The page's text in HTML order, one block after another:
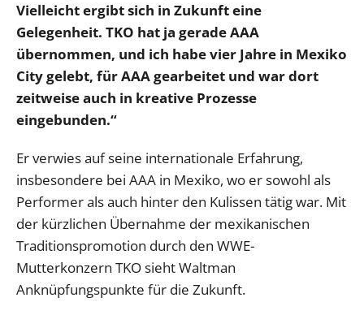
Vielleicht ergibt sich in Zukunft eine
Gelegenheit. TKO hat ja gerade AAA
übernommen, und ich habe vier Jahre in Mexiko
City gelebt, für AAA gearbeitet und war dort
zeitweise auch in kreative Prozesse
eingebunden.“
Er verwies auf seine internationale Erfahrung,
insbesondere bei AAA in Mexiko, wo er sowohl als
Performer als auch hinter den Kulissen tätig war. Mit
der kürzlichen Übernahme der mexikanischen
Traditionspromotion durch den WWE-
Mutterkonzern TKO sieht Waltman
Anknüpfungspunkte für die Zukunft.